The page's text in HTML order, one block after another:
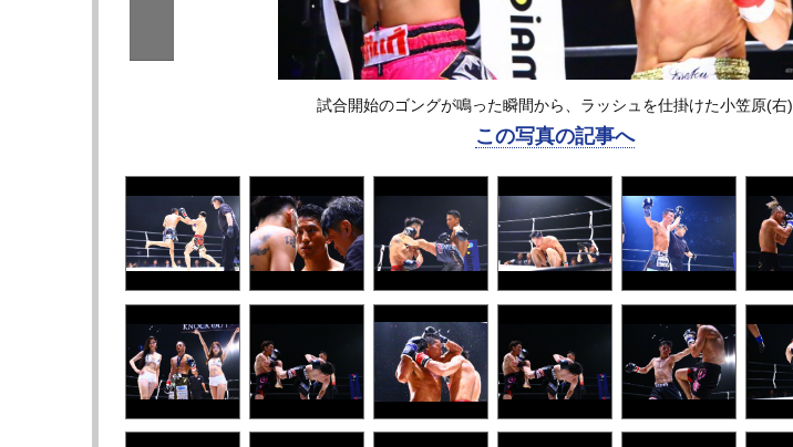
試合開始のゴングが鳴った瞬間から、ラッシュを仕掛けた小笠原(右)
この写真の記事へ